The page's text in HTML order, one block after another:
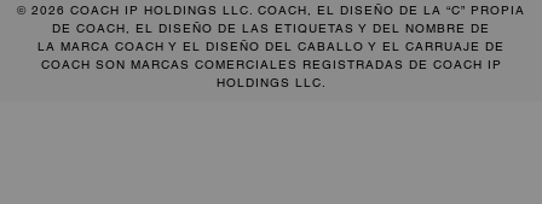
© 2026 COACH IP HOLDINGS LLC. COACH, EL DISEÑO DE LA “C” PROPIA
DE COACH, EL DISEÑO DE LAS ETIQUETAS Y DEL NOMBRE DE
LA MARCA COACH Y EL DISEÑO DEL CABALLO Y EL CARRUAJE DE
COACH SON MARCAS COMERCIALES REGISTRADAS DE COACH IP
HOLDINGS LLC.